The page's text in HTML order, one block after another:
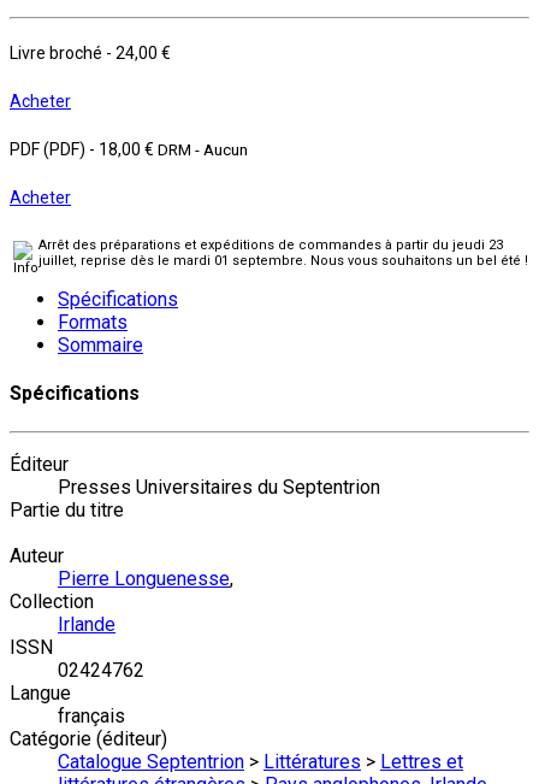
Livre broché - 24,00 €
Acheter
PDF (PDF) - 18,00 € DRM - Aucun
Acheter
Arrêt des préparations et expéditions de commandes à partir du jeudi 23
juillet, reprise dès le mardi 01 septembre. Nous vous souhaitons un bel été !
Spécifications
Formats
Sommaire
Spécifications
Éditeur
Presses Universitaires du Septentrion
Partie du titre
Auteur
Pierre Longuenesse,
Collection
Irlande
ISSN
02424762
Langue
français
Catégorie (éditeur)
Catalogue Septentrion > Littératures > Lettres et